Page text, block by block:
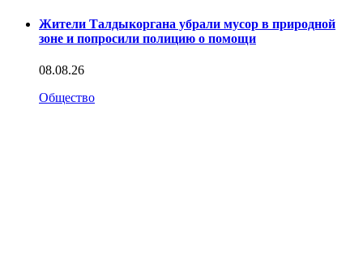
Жители Талдыкоргана убрали мусор в природной
зоне и попросили полицию о помощи
08.08.26
Общество